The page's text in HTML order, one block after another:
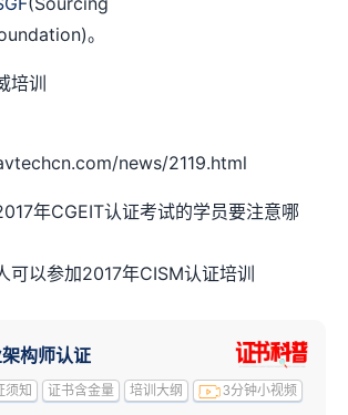
。
培训
news/2119.html
年CGEIT认证考试的学员要注意哪
可以参加2017年CISM认证培训
构师认证
须知 证书含金量 培训大纲 3分钟小视频